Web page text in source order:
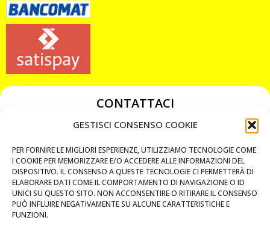
GESTISCI CONSENSO COOKIE
PER FORNIRE LE MIGLIORI ESPERIENZE, UTILIZZIAMO TECNOLOGIE COME
I COOKIE PER MEMORIZZARE E/O ACCEDERE ALLE INFORMAZIONI DEL
DISPOSITIVO. IL CONSENSO A QUESTE TECNOLOGIE CI PERMETTERÀ DI
ELABORARE DATI COME IL COMPORTAMENTO DI NAVIGAZIONE O ID
UNICI SU QUESTO SITO. NON ACCONSENTIRE O RITIRARE IL CONSENSO
PUÒ INFLUIRE NEGATIVAMENTE SU ALCUNE CARATTERISTICHE E
FUNZIONI.
CONTATTACI
349 3863811
chiavicodificate@gmail.com
Privacy Policy
Cookie Policy